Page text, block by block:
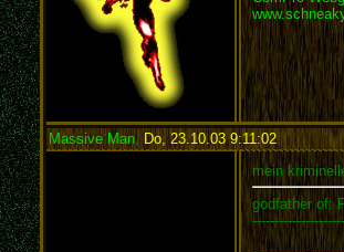
Massive Man, Do, 23.10.03 9:11:02:
mein
godfather of: